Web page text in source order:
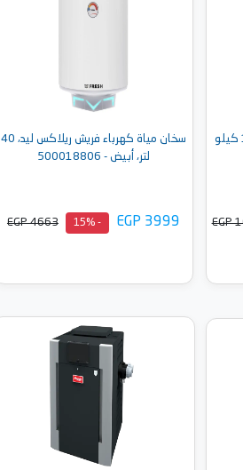
سخان مياه فوري كهرباء إنستا، 11 كيلو
EGP
سخان مياة كهرباء فريش ريلاكس ليد، 40
لتر، أبيض - 500018806
EGP 3999
- 15%
EGP 4663
أضف إلى السلة